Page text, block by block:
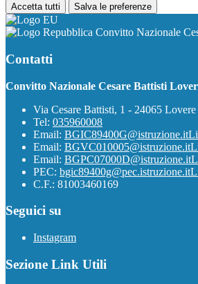
Accetta tutti Salva le preferenze
Convitto Nazionale
Contatti
Convitto Nazionale Cesare Battisti
Via Cesare Battisti, 1 - 24065
Tel: 035960008
Email: BGIC89400G@istruzione.it
Email: BGVC010005@istruzione.it
Email: BGPC07000D@istruzione.it
PEC: bgic89400g@pec.istruzione.it
C.F.: 81003460169
Seguici su
Instagram
Sezione Link Utili